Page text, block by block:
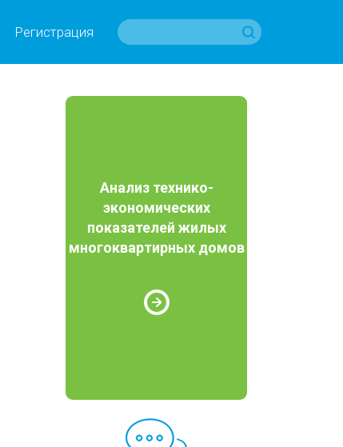
Регистрация
Анализ технико-
экономических
показателей жилых
многоквартирных домов